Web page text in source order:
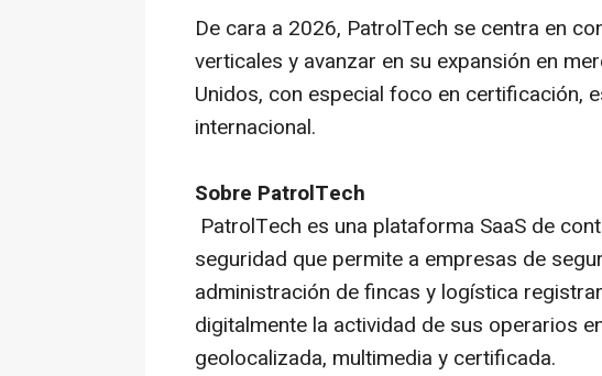
De cara a 2026, PatrolTech se centra en
verticales y avanzar en su expansión en
Unidos, con especial foco en certificación,
internacional.
Sobre PatrolTech
PatrolTech es una plataforma SaaS de
seguridad que permite a empresas de
administración de fincas y logística
digitalmente la actividad de sus operarios
geolocalizada, multimedia y certificada.